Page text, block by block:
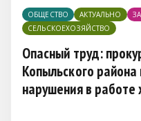
конференции
безнадзорности и
несовершеннолетних
Беларусь» рассказал
по особым
Генеральной
Сидоренко.
ОБЩЕСТВО АКТУАЛЬНО
СЕЛЬСКОЕХОЗЯЙСТВО
Опасный труд:
Копыльского
нарушения в работе